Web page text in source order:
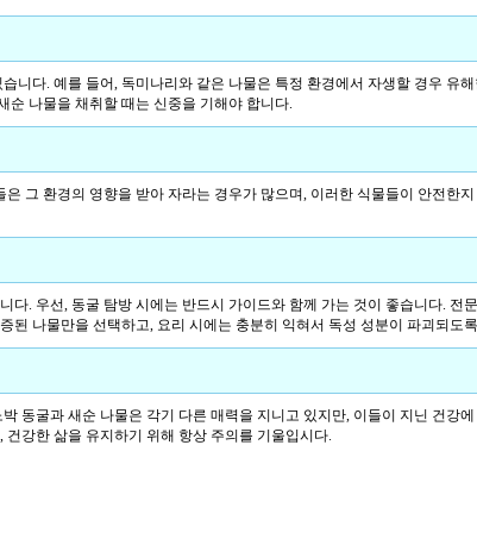
다. 예를 들어, 독미나리와 같은 나물은 특정 환경에서 자생할 경우 유
순 나물을 채취할 때는 신중을 기해야 합니다.
그 환경의 영향을 받아 자라는 경우가 많으며, 이러한 식물들이 안전한
. 우선, 동굴 탐방 시에는 반드시 가이드와 함께 가는 것이 좋습니다. 전
나물만을 선택하고, 요리 시에는 충분히 익혀서 독성 성분이 파괴되도
동굴과 새순 나물은 각기 다른 매력을 지니고 있지만, 이들이 지닌 건강
강한 삶을 유지하기 위해 항상 주의를 기울입시다.